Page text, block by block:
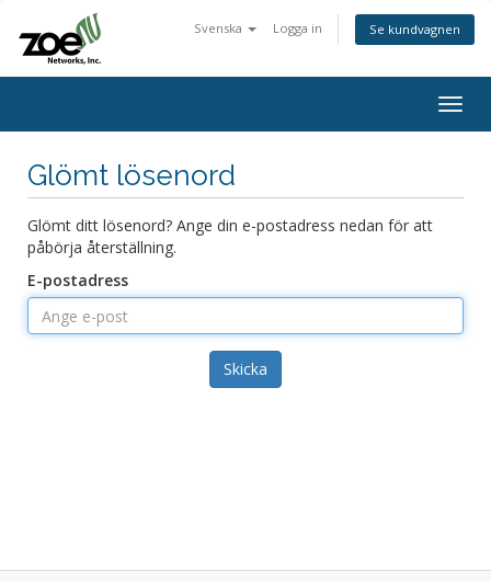
Svenska Logga in Se kundvagnen
Glömt lösenord
Glömt ditt lösenord? Ange din e-postadress nedan för att
påbörja återställning.
E-postadress
Skicka